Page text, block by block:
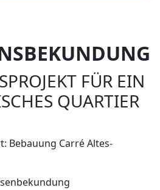
FÜR EIN
QUARTIER
Bebauung Carré Altes-